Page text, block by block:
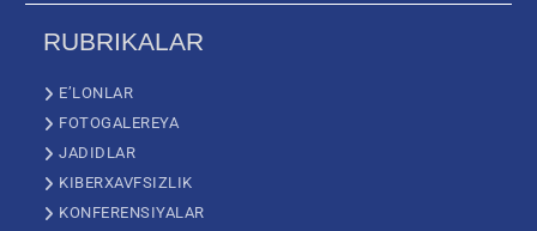
RUBRIKALAR
E’LONLAR
FOTOGALEREYA
JADIDLAR
KIBERXAVFSIZLIK
KONFERENSIYALAR